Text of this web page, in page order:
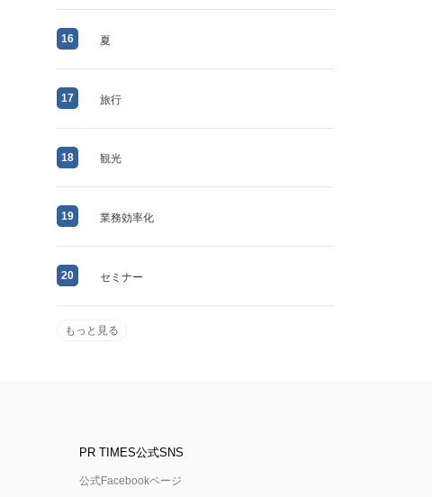
16 夏
17 旅行
18 観光
19 業務効率化
20 セミナー
もっと見る
PR TIMES公式SNS
公式Facebookページ